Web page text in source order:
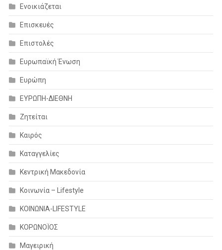
Ενοικιάζεται
Επισκευές
Επιστολές
Ευρωπαϊκή Ένωση
Ευρώπη
ΕΥΡΩΠΗ-ΔΙΕΘΝΗ
Ζητείται
Καιρός
Καταγγελίες
Κεντρική Μακεδονία
Κοινωνία – Lifestyle
ΚΟΙΝΩΝΙΑ-LIFESTYLE
ΚΟΡΩΝΟΪΟΣ
Μαγειρική